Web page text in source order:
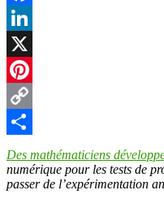
Facebook
LinkedIn
X
Pinterest
Copy
Link
Partager
Des mathématiciens
numérique pour les tests de
passer de l’expérimentation